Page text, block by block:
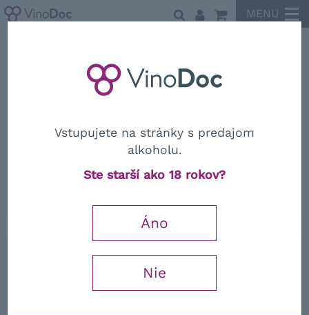
MENU
−
Vstupujete na stránky s predajom
alkoholu.
Ste starší ako 18 rokov?
Áno
Nie